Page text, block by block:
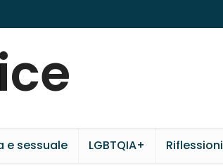
e sessuale LGBTQIA+ Riflessioni